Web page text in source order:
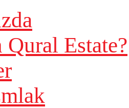
Qural Estate?